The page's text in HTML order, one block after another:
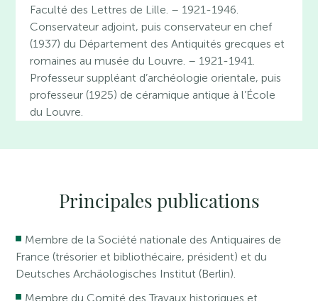
Faculté des Lettres de Lille. – 1921-1946.
Conservateur adjoint, puis conservateur en chef
(1937) du Département des Antiquités grecques et
romaines au musée du Louvre. – 1921-1941.
Professeur suppléant d’archéologie orientale, puis
professeur (1925) de céramique antique à l’École
du Louvre.
Principales publications
Membre de la Société nationale des Antiquaires de
France (trésorier et bibliothécaire, président) et du
Deutsches Archäologisches Institut (Berlin).
Membre du Comité des Travaux historiques et